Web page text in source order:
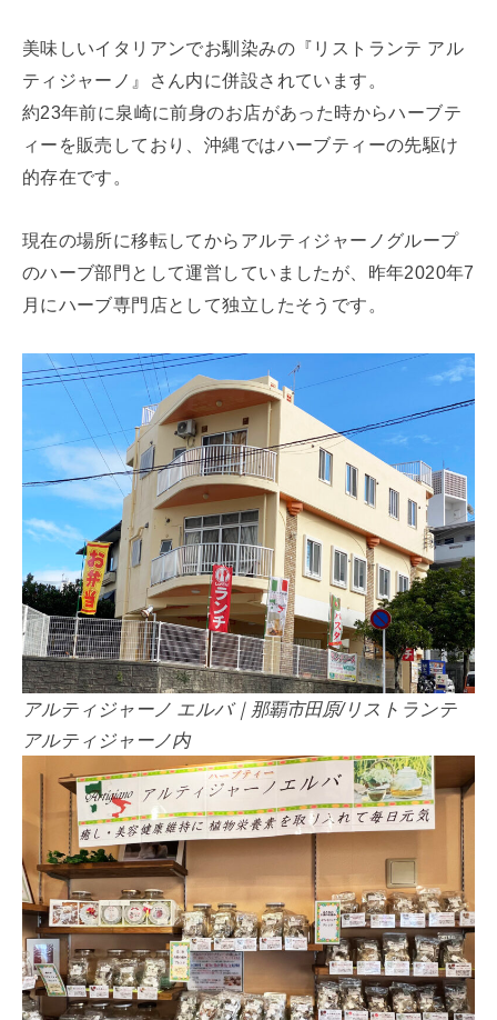
美味しいイタリアンでお馴染みの『リストランテ アル
ティジャーノ』さん内に併設されています。
約23年前に泉崎に前身のお店があった時からハーブテ
ィーを販売しており、沖縄ではハーブティーの先駆け
的存在です。
現在の場所に移転してからアルティジャーノグループ
のハーブ部門として運営していましたが、昨年2020年7
月にハーブ専門店として独立したそうです。
アルティジャーノ エルバ｜那覇市田原/リストランテ
アルティジャーノ内